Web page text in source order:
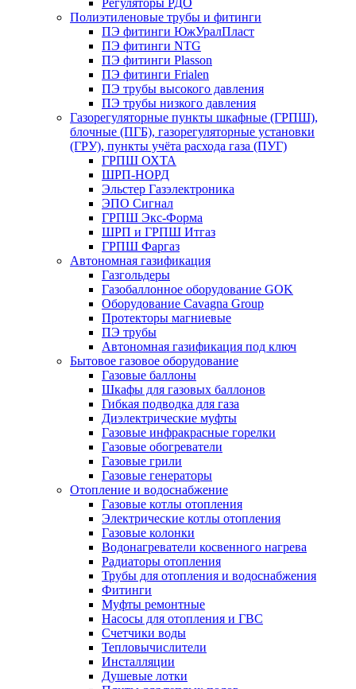
Регуляторы РДО
Полиэтиленовые трубы и фитинги
ПЭ фитинги ЮжУралПласт
ПЭ фитинги NTG
ПЭ фитинги Plasson
ПЭ фитинги Frialen
ПЭ трубы высокого давления
ПЭ трубы низкого давления
Газорегуляторные пункты шкафные (ГРПШ),
блочные (ПГБ), газорегуляторные установки
(ГРУ), пункты учёта расхода газа (ПУГ)
ГРПШ ОХТА
ШРП-НОРД
Эльстер Газэлектроника
ЭПО Сигнал
ГРПШ Экс-Форма
ШРП и ГРПШ Итгаз
ГРПШ Фаргаз
Автономная газификация
Газгольдеры
Газобаллонное оборудование GOK
Оборудование Cavagna Group
Протекторы магниевые
ПЭ трубы
Автономная газификация под ключ
Бытовое газовое оборудование
Газовые баллоны
Шкафы для газовых баллонов
Гибкая подводка для газа
Диэлектрические муфты
Газовые инфракрасные горелки
Газовые обогреватели
Газовые грили
Газовые генераторы
Отопление и водоснабжение
Газовые котлы отопления
Электрические котлы отопления
Газовые колонки
Водонагреватели косвенного нагрева
Радиаторы отопления
Трубы для отопления и водоснабжения
Фитинги
Муфты ремонтные
Насосы для отопления и ГВС
Счетчики воды
Тепловычислители
Инсталляции
Душевые лотки